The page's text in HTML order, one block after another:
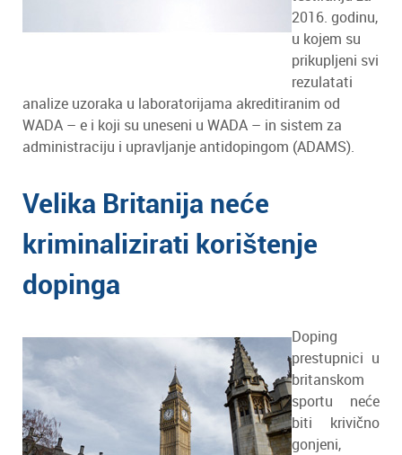
2016. godinu,
u kojem su
prikupljeni svi
rezulatati
analize uzoraka u laboratorijama akreditiranim od
WADA – e i koji su uneseni u WADA – in sistem za
administraciju i upravljanje antidopingom (ADAMS).
Velika Britanija neće
kriminalizirati korištenje
dopinga
Doping
prestupnici u
britanskom
sportu neće
biti krivično
gonjeni,